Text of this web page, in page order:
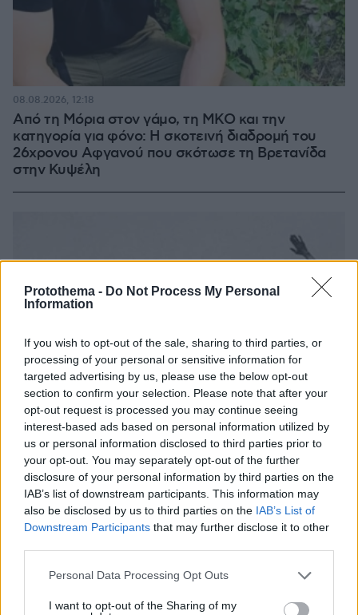
Protothema - Do Not Process My Personal
Information
If you wish to opt-out of the sale, sharing to third parties, or
processing of your personal or sensitive information for
targeted advertising by us, please use the below opt-out
section to confirm your selection. Please note that after your
opt-out request is processed you may continue seeing
interest-based ads based on personal information utilized by
us or personal information disclosed to third parties prior to
your opt-out. You may separately opt-out of the further
disclosure of your personal information by third parties on the
IAB’s list of downstream participants. This information may
also be disclosed by us to third parties on the IAB’s List of
Downstream Participants that may further disclose it to other
Please note that this website/app uses one or more Google
not limited to your visit or usage behaviour. You may click to
Personal Data Processing Opt Outs
I want to opt-out of the Sharing of my
Από τη Μόρια στον γάμο, τη ΜΚΟ και την
κατηγορία για φόνο: Η σκοτεινή διαδρομή του
26χρονου Αφγανού που σκότωσε τη Βρετανίδα
στην Κυψέλη
08.08.2026, 12:18
Τι έγραφαν οι ξένοι ανταποκριτές σε